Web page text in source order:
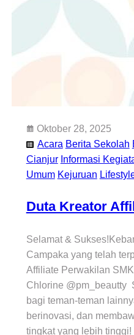
Oktober 28, 2025
Acara Berita Sekolah
Cianjur Informasi
Umum Kejuruan
Duta Kreator
Selamat &
Campaka yang telah
Affiliate Perwakilan
Chlorine @pm_beautty
bagi teman-teman
berinovasi, dan
tingkat yang lebih tinggi!